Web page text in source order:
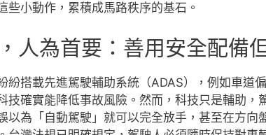
些小動作，累積成馬路秩序的基石。
人為首要：善用安全配備
紛搭載先進駕駛輔助系統（ADAS），例如車道
技確實能降低事故風險。然而，科技只是輔助，
以為「自動駕駛」就可以完全放手，甚至在方向